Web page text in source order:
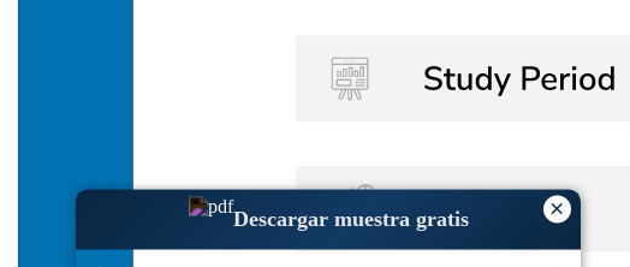
×
Descargar muestra gratis